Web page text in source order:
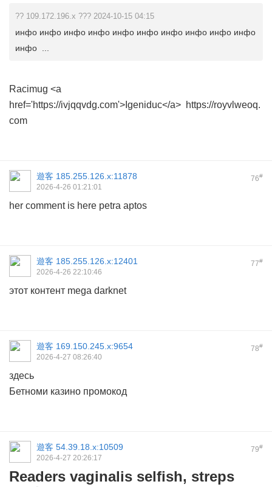
?? 109.172.196.x ??? 2024-10-15 04:15
инфо инфо инфо инфо инфо инфо инфо инфо инфо инфо
инфо ...
Racimug <a
href='https://ivjqqvdg.com'>Igeniduc</a> https://royvlweoq.
com
76#
遊客 185.255.126.x:11878
2026-4-26 01:21:01
her comment is here petra aptos
77#
遊客 185.255.126.x:12401
2026-4-26 22:10:46
этот контент mega darknet
78#
遊客 169.150.245.x:9654
2026-4-27 08:26:40
здесь
Бетноми казино промокод
79#
遊客 54.39.18.x:10509
2026-4-27 20:26:17
Readers vaginalis selfish, streps